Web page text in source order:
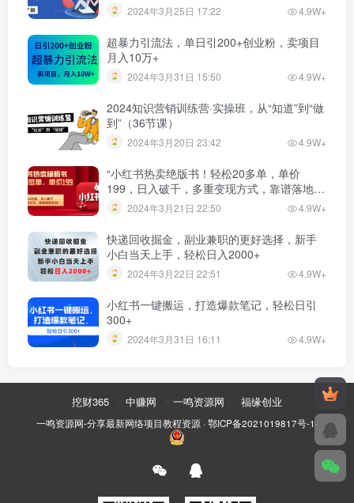
2024年3月25日 17:22 4.9W+
超暴力引流法，单日引200+创业粉，卖项目
月入10万+
2024年3月31日 15:50 4.9W+
2024知识营销训练营·实操班，从“知道”到“做
到”（36节课）
2024年3月20日 23:42 4.9W+
“小红书热卖绝版书！轻松20多单，单价
199，日入破千，多重变现方式，靠谱落地项
目！”2024年3月21日 22:50 4.9W+
快递回收掘金，副业兼职的更好选择，新手
小白当天上手，轻松日入2000+
2024年3月22日 22:51 4.9W+
小红书一键搬运，打造爆款笔记，轻松日引
300+
2024年3月31日 16:11 4.9W+
挖财365 中赚网 一鸣资源网 福缘创业
一鸣资源网-分享最新网络项目教程资源 · 鄂ICP备2021019817号-1·